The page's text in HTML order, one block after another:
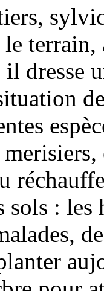
dresse
sols :